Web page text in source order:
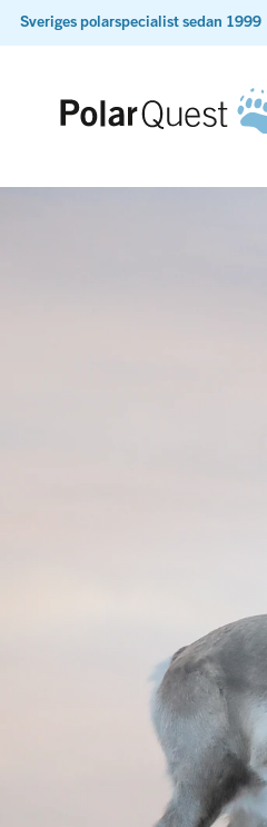
Sveriges polarspecialist sedan 1999